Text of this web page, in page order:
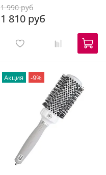
1 990 руб
1 810 руб
Акция -9%